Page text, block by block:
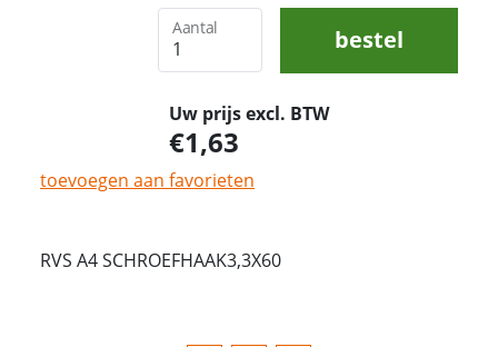
Aantal bestel
Uw prijs excl. BTW
1,63
toevoegen aan favorieten
RVS A4 SCHROEFHAAK3,3X60